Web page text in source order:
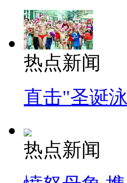
热点新闻
直击"圣诞
热点新闻